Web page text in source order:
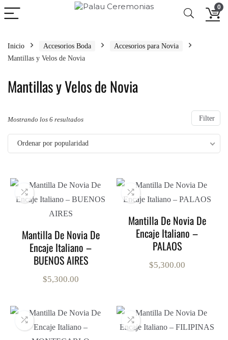
0
Inicio Accesorios Boda
Accesorios para Novia
Mantillas y Velos de Novia
Mantillas y Velos de Novia
Filter
Mostrando los 6 resultadosOrdenado
por
popularidad
Ordenar por popularidad
Mantilla De Novia De
Encaje Italiano –
BUENOS AIRES
$5,300.00
Mantilla De Novia De
Encaje Italiano –
PALAOS
$5,300.00